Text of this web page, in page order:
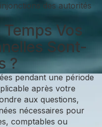
des autorités
Vos
Sont-
?
pendant une période
après votre
aux questions,
nécessaires pour
comptables ou